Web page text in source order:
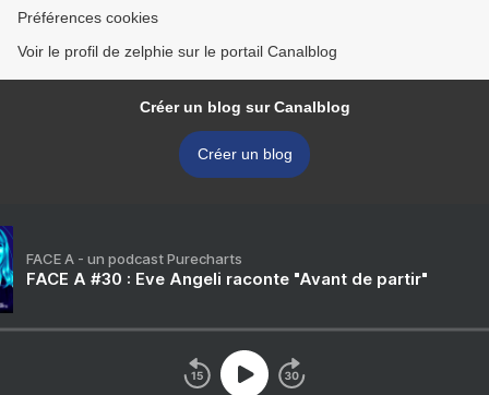
Préférences cookies
Voir le profil de zelphie sur le portail Canalblog
Créer un blog sur Canalblog
Créer un blog
FACE A - un podcast Purecharts
FACE A #30 : Eve Angeli raconte "Avant de partir"